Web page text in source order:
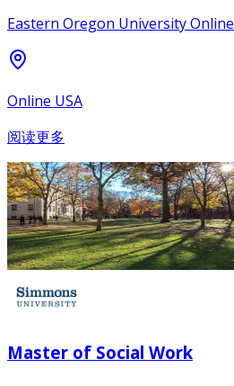
Eastern Oregon University Online
Online USA
阅读更多
Master of Social Work